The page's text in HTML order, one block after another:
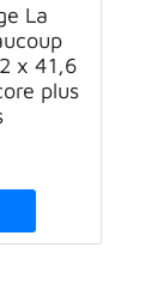
La
x 41,6
plus